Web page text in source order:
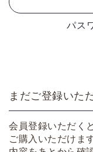
パス
まだご登録いた
会員登録いただく
ご購入いただけま